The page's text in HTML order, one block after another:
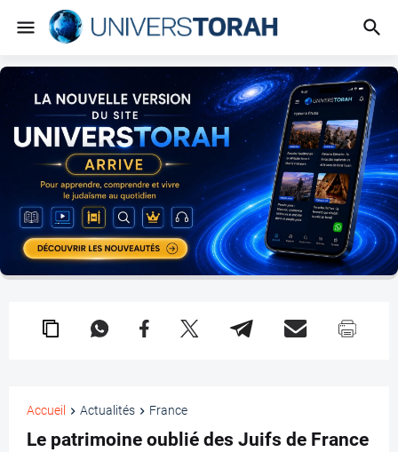
Accueil Actualités France
Le patrimoine oublié des Juifs de France